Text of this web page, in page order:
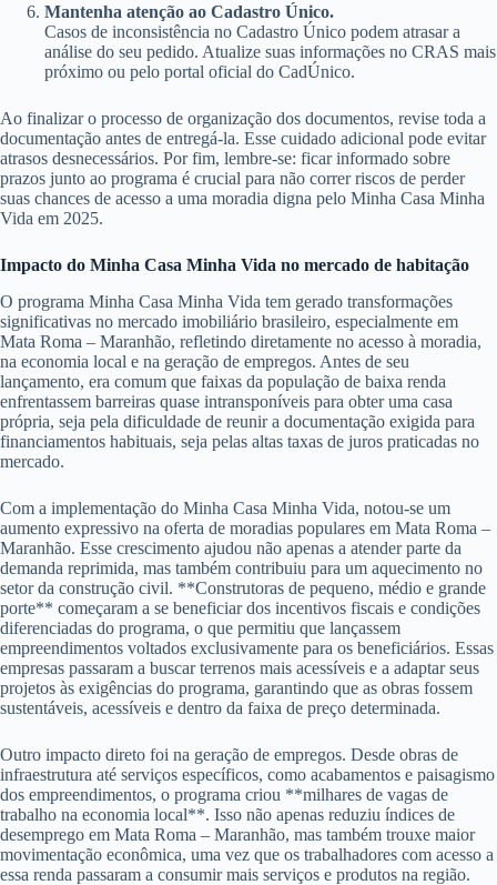
Mantenha atenção ao Cadastro Único.
Casos de inconsistência no Cadastro Único podem atrasar a
análise do seu pedido. Atualize suas informações no CRAS mais
próximo ou pelo portal oficial do CadÚnico.
Ao finalizar o processo de organização dos documentos, revise toda a
documentação antes de entregá-la. Esse cuidado adicional pode evitar
atrasos desnecessários. Por fim, lembre-se: ficar informado sobre
prazos junto ao programa é crucial para não correr riscos de perder
suas chances de acesso a uma moradia digna pelo Minha Casa Minha
Vida em 2025.
Impacto do Minha Casa Minha Vida no mercado de habitação
O programa Minha Casa Minha Vida tem gerado transformações
significativas no mercado imobiliário brasileiro, especialmente em
Mata Roma – Maranhão, refletindo diretamente no acesso à moradia,
na economia local e na geração de empregos. Antes de seu
lançamento, era comum que faixas da população de baixa renda
enfrentassem barreiras quase intransponíveis para obter uma casa
própria, seja pela dificuldade de reunir a documentação exigida para
financiamentos habituais, seja pelas altas taxas de juros praticadas no
mercado.
Com a implementação do Minha Casa Minha Vida, notou-se um
aumento expressivo na oferta de moradias populares em Mata Roma –
Maranhão. Esse crescimento ajudou não apenas a atender parte da
demanda reprimida, mas também contribuiu para um aquecimento no
setor da construção civil. **Construtoras de pequeno, médio e grande
porte** começaram a se beneficiar dos incentivos fiscais e condições
diferenciadas do programa, o que permitiu que lançassem
empreendimentos voltados exclusivamente para os beneficiários. Essas
empresas passaram a buscar terrenos mais acessíveis e a adaptar seus
projetos às exigências do programa, garantindo que as obras fossem
sustentáveis, acessíveis e dentro da faixa de preço determinada.
Outro impacto direto foi na geração de empregos. Desde obras de
infraestrutura até serviços específicos, como acabamentos e paisagismo
dos empreendimentos, o programa criou **milhares de vagas de
trabalho na economia local**. Isso não apenas reduziu índices de
desemprego em Mata Roma – Maranhão, mas também trouxe maior
movimentação econômica, uma vez que os trabalhadores com acesso a
essa renda passaram a consumir mais serviços e produtos na região.